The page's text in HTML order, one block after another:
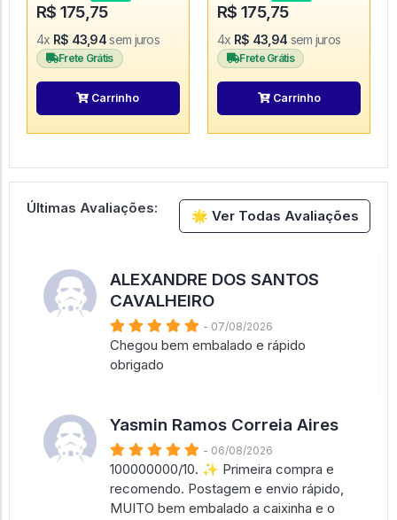
R$ 175,75
4x R$ 43,94sem juros
Frete Grátis
Carrinho
R$ 175,75
4x R$ 43,94 sem juros
Frete Grátis
Carrinho
🌟 Ver Todas Avaliações
Últimas Avaliações:
ALEXANDRE DOS SANTOS
CAVALHEIRO
- 07/08/2026
Chegou bem embalado e rápido
obrigado
Yasmin Ramos Correia Aires
- 06/08/2026
100000000/10. ✨ Primeira compra e
recomendo. Postagem e envio rápido,
MUITO bem embalado a caixinha e o